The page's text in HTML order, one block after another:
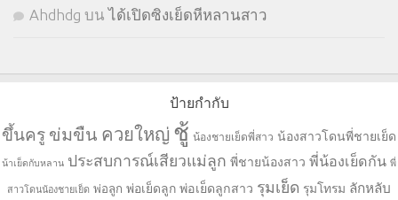
Ahdhdg บนได้เปิดซิงเย็ดหีหลานสาว
ป้ายกำกับ
ขึ้นครู ข่มขืน ควยใหญ่ ชู้ น้องชายเย็ดพี่สาว น้องสาวโดนพี่ชายเย็ด
น้าเย็ดกับหลาน ประสบการณ์เสียวแม่ลูก พี่ชายน้องสาว พี่น้องเย็ดกัน พี่
สาวโดนน้องชายเย็ด พ่อลูก พ่อเย็ดลูก พ่อเย็ดลูกสาว รุมเย็ด รุมโทรม ลักหลับ